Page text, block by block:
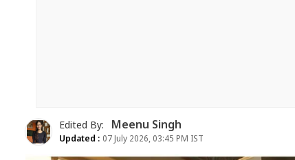
Edited By: Meenu Singh
Updated : 07 July 2026, 03:45 PM IST